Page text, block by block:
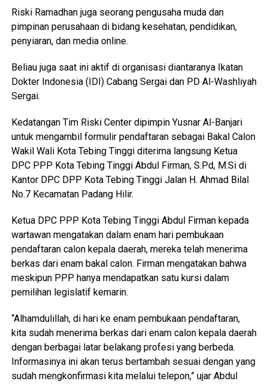
Riski Ramadhan juga seorang pengusaha muda dan
pimpinan perusahaan di bidang kesehatan, pendidikan,
penyiaran, dan media online.
Beliau juga saat ini aktif di organisasi diantaranya Ikatan
Dokter Indonesia (IDI) Cabang Sergai dan PD Al-Washliyah
Sergai.
Kedatangan Tim Riski Center dipimpin Yusnar Al-Banjari
untuk mengambil formulir pendaftaran sebagai Bakal Calon
Wakil Wali Kota Tebing Tinggi diterima langsung Ketua
DPC PPP Kota Tebing Tinggi Abdul Firman, S.Pd, M.Si di
Kantor DPC DPP Kota Tebing Tinggi Jalan H. Ahmad Bilal
No.7 Kecamatan Padang Hilir.
Ketua DPC PPP Kota Tebing Tinggi Abdul Firman kepada
wartawan mengatakan dalam enam hari pembukaan
pendaftaran calon kepala daerah, mereka telah menerima
berkas dari enam bakal calon. Firman mengatakan bahwa
meskipun PPP hanya mendapatkan satu kursi dalam
pemilihan legislatif kemarin.
“Alhamdulillah, di hari ke enam pembukaan pendaftaran,
kita sudah menerima berkas dari enam calon kepala daerah
dengan berbagai latar belakang profesi yang berbeda.
Informasinya ini akan terus bertambah sesuai dengan yang
sudah mengkonfirmasi kita melalui telepon,” ujar Abdul